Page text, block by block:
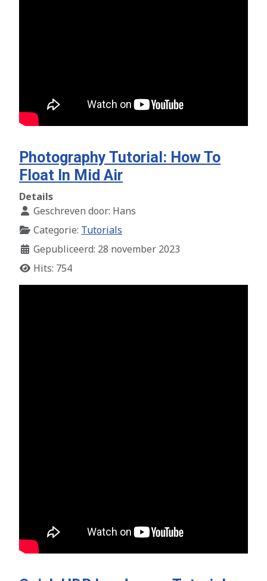
Photography Tutorial: How To
Float In Mid Air
Details
Geschreven door: Hans
Categorie: Tutorials
Gepubliceerd: 28 november 2023
Hits: 754